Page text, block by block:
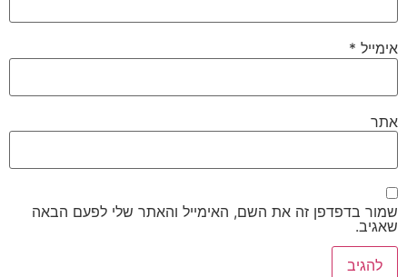
אימייל *
אתר
שמור בדפדפן זה את השם, האימייל והאתר שלי לפעם הבאה
שאגיב.